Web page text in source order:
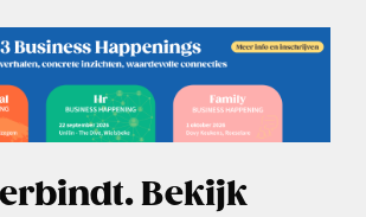
Bekijk